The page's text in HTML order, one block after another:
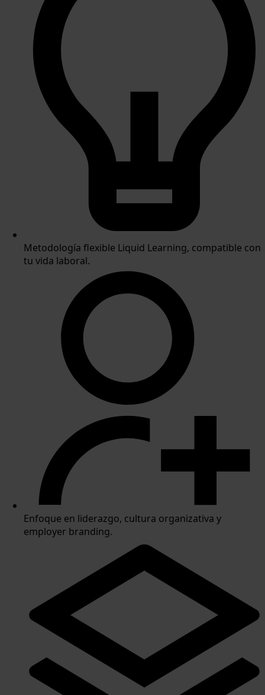
Metodología flexible Liquid Learning, compatible con
tu vida laboral.
Enfoque en liderazgo, cultura organizativa y
employer branding.